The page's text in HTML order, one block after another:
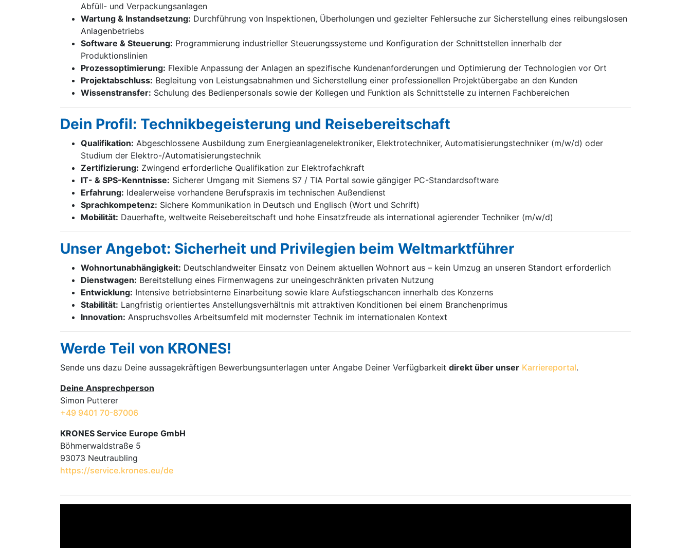
Abfüll- und Verpackungsanlagen
Wartung & Instandsetzung: Durchführung von Inspektionen, Überholungen und gezielter Fehlersuche zur Sicherstellung eines reibungslosen
Anlagenbetriebs
Software & Steuerung: Programmierung industrieller Steuerungssysteme und Konfiguration der Schnittstellen innerhalb der
Produktionslinien
Prozessoptimierung: Flexible Anpassung der Anlagen an spezifische Kundenanforderungen und Optimierung der Technologien vor Ort
Projektabschluss: Begleitung von Leistungsabnahmen und Sicherstellung einer professionellen Projektübergabe an den Kunden
Wissenstransfer: Schulung des Bedienpersonals sowie der Kollegen und Funktion als Schnittstelle zu internen Fachbereichen
Dein Profil: Technikbegeisterung und Reisebereitschaft
Qualifikation: Abgeschlossene Ausbildung zum Energieanlagenelektroniker, Elektrotechniker, Automatisierungstechniker (m/w/d) oder
Studium der Elektro-/Automatisierungstechnik
Zertifizierung: Zwingend erforderliche Qualifikation zur Elektrofachkraft
IT- & SPS-Kenntnisse: Sicherer Umgang mit Siemens S7 / TIA Portal sowie gängiger PC-Standardsoftware
Erfahrung: Idealerweise vorhandene Berufspraxis im technischen Außendienst
Sprachkompetenz: Sichere Kommunikation in Deutsch und Englisch (Wort und Schrift)
Mobilität: Dauerhafte, weltweite Reisebereitschaft und hohe Einsatzfreude als international agierender Techniker (m/w/d)
Unser Angebot: Sicherheit und Privilegien beim Weltmarktführer
Wohnortunabhängigkeit: Deutschlandweiter Einsatz von Deinem aktuellen Wohnort aus – kein Umzug an unseren Standort erforderlich
Dienstwagen: Bereitstellung eines Firmenwagens zur uneingeschränkten privaten Nutzung
Entwicklung: Intensive betriebsinterne Einarbeitung sowie klare Aufstiegschancen innerhalb des Konzerns
Stabilität: Langfristig orientiertes Anstellungsverhältnis mit attraktiven Konditionen bei einem Branchenprimus
Innovation: Anspruchsvolles Arbeitsumfeld mit modernster Technik im internationalen Kontext
Werde Teil von KRONES!
Sende uns dazu Deine aussage­kräftigen Bewerbungsunterlagen unter Angabe Deiner Verfügbarkeit direkt über unser Karriereportal.
Deine Ansprechperson
Simon Putterer
+49 9401 70-87006
KRONES Service Europe GmbH
Böhmerwaldstraße 5
93073 Neutraubling
https://service.krones.eu/de